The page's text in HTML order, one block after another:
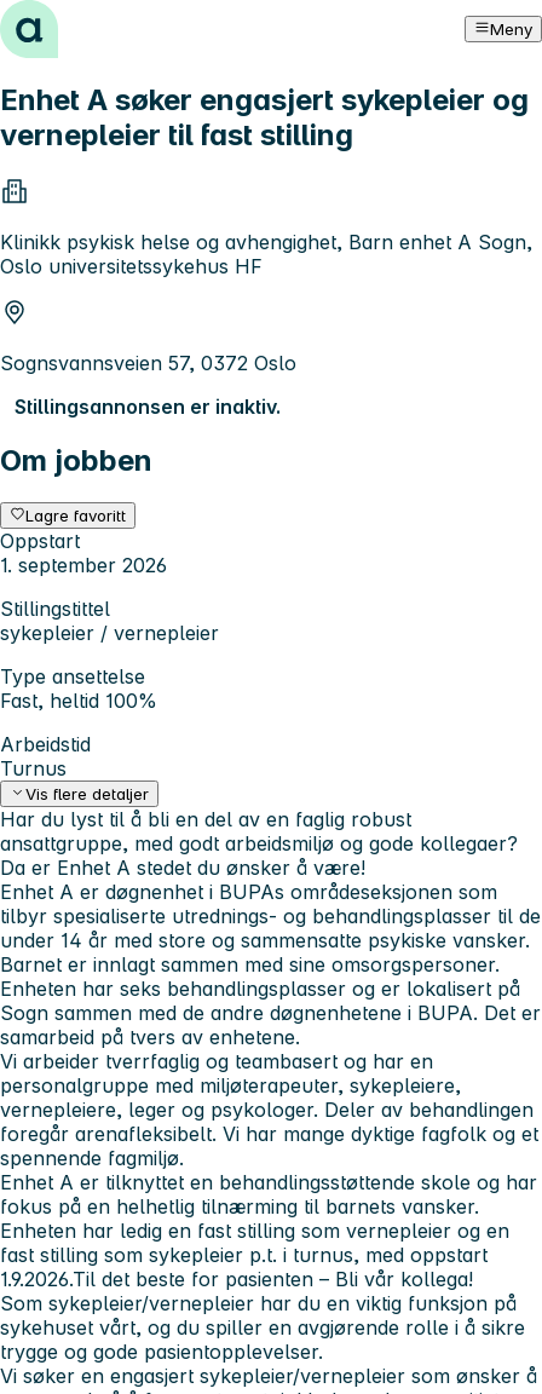
Hopp til innhold Meny
Enhet A søker engasjert sykepleier og
vernepleier til fast stilling
Klinikk psykisk helse og avhengighet, Barn enhet A Sogn,
Oslo universitetssykehus HF
Sognsvannsveien 57, 0372 Oslo
Stillingsannonsen er inaktiv.
Om jobben
Lagre favoritt
Oppstart
1. september 2026
Stillingstittel
sykepleier / vernepleier
Type ansettelse
Fast, heltid 100%
Arbeidstid
Turnus
Vis flere detaljer
Har du lyst til å bli en del av en faglig robust
ansattgruppe, med godt arbeidsmiljø og gode kollegaer?
Da er Enhet A stedet du ønsker å være!
Enhet A er døgnenhet i BUPAs områdeseksjonen som
tilbyr spesialiserte utrednings- og behandlingsplasser til de
under 14 år med store og sammensatte psykiske vansker.
Barnet er innlagt sammen med sine omsorgspersoner.
Enheten har seks behandlingsplasser og er lokalisert på
Sogn sammen med de andre døgnenhetene i BUPA. Det er
samarbeid på tvers av enhetene.
Vi arbeider tverrfaglig og teambasert og har en
personalgruppe med miljøterapeuter, sykepleiere,
vernepleiere, leger og psykologer. Deler av behandlingen
foregår arenafleksibelt. Vi har mange dyktige fagfolk og et
spennende fagmiljø.
Enhet A er tilknyttet en behandlingsstøttende skole og har
fokus på en helhetlig tilnærming til barnets vansker.
Enheten har ledig en fast stilling som vernepleier og en
fast stilling som sykepleier p.t. i turnus, med oppstart
1.9.2026.Til det beste for pasienten – Bli vår kollega!
Som sykepleier/vernepleier har du en viktig funksjon på
sykehuset vårt, og du spiller en avgjørende rolle i å sikre
trygge og gode pasientopplevelser.
Vi søker en engasjert sykepleier/vernepleier som ønsker å